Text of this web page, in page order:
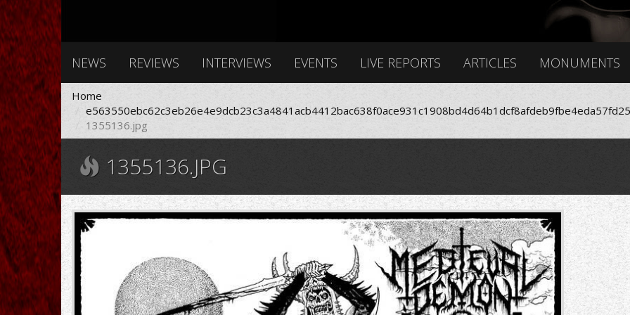
NEWS REVIEWS INTERVIEWS EVENTS LIVE REPORTS ARTICLES MONUMENTS
Home
1355136.jpg
1355136.JPG